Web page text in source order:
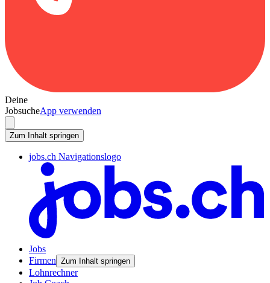
Deine
JobsucheApp verwenden
Zum Inhalt springen
jobs.ch Navigationslogo
Jobs
Firmen Zum Inhalt springen
Lohnrechner